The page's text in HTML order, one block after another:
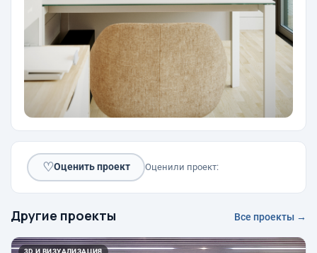
♡Оценить проект Оценили проект:
Другие проекты Все проекты →
3D И ВИЗУАЛИЗАЦИЯ